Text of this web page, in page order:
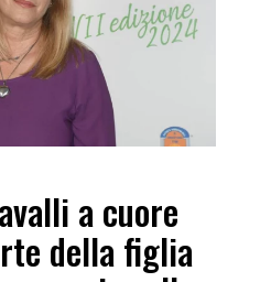
a cuore
della figlia